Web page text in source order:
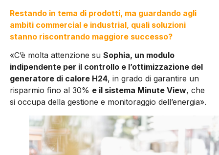
Restando in tema di prodotti, ma guardando agli
ambiti commercial e industrial, quali soluzioni
stanno riscontrando maggiore successo?
«C’è molta attenzione su Sophia, un modulo
indipendente per il controllo e l’ottimizzazione del
generatore di calore H24, in grado di garantire un
risparmio fino al 30% e il sistema Minute View, che
si occupa della gestione e monitoraggio dell’energia».